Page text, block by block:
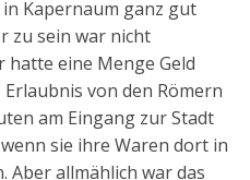
Kapernaum ganz gut
zu sein war nicht
eine Menge Geld
von den Römern
am Eingang zur Stadt
sie ihre Waren dort in
Aber allmählich war das